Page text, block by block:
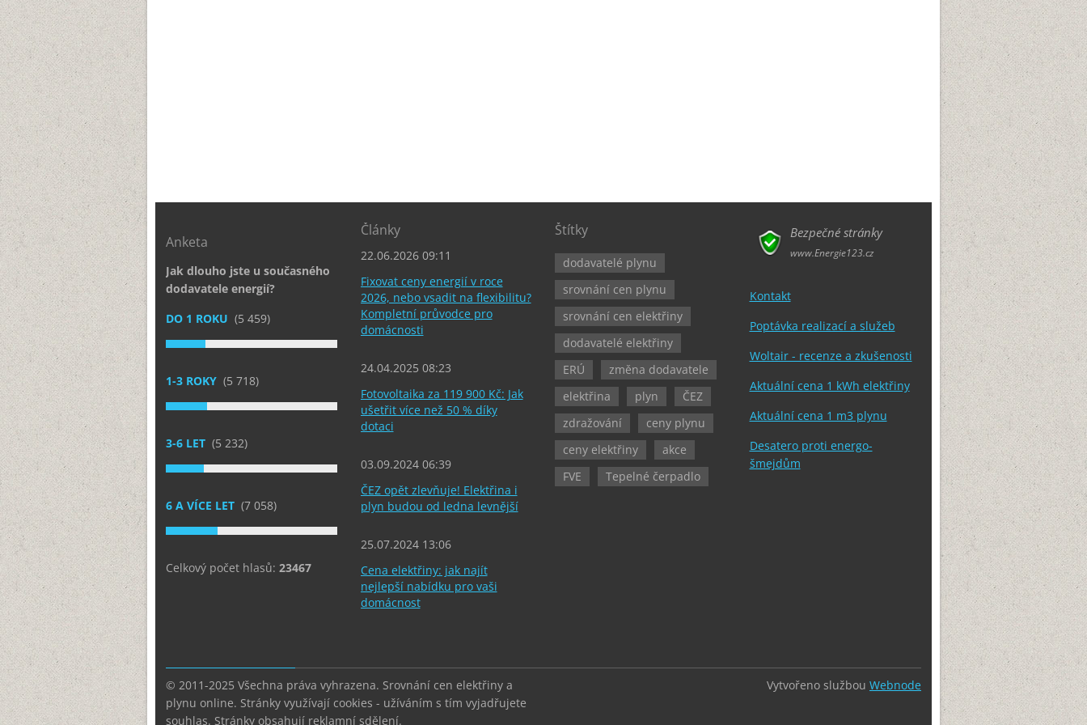
Anketa
Jak dlouho jste u současného
dodavatele energií?
DO 1 ROKU (5 459)
1-3 ROKY (5 718)
3-6 LET (5 232)
6 A VÍCE LET (7 058)
Celkový počet hlasů: 23467
Články
22.06.2026 09:11
Fixovat ceny energií v roce
2026, nebo vsadit na flexibilitu?
Kompletní průvodce pro
domácnosti
24.04.2025 08:23
Fotovoltaika za 119 900 Kč: Jak
ušetřit více než 50 % díky
dotaci
03.09.2024 06:39
ČEZ opět zlevňuje! Elektřina i
plyn budou od ledna levnější
25.07.2024 13:06
Cena elektřiny: jak najít
nejlepší nabídku pro vaši
domácnost
Štítky
dodavatelé plynu
srovnání cen plynu
srovnání cen elektřiny
dodavatelé elektřiny
ERÚ
změna dodavatele
elektřina
plyn
ČEZ
zdražování
ceny plynu
ceny elektřiny
akce
FVE
Tepelné čerpadlo
Bezpečné stránky
www.Energie123.cz
Kontakt
Poptávka realizací a služeb
Woltair - recenze a zkušenosti
Aktuální cena 1 kWh elektřiny
Aktuální cena 1 m3 plynu
Desatero proti energo-
šmejdům
© 2011-2025 Všechna práva vyhrazena. Srovnání cen elektřiny a
plynu online. Stránky využívají cookies - užíváním s tím vyjadřujete
souhlas. Stránky obsahují reklamní sdělení.
Vytvořeno službou Webnode